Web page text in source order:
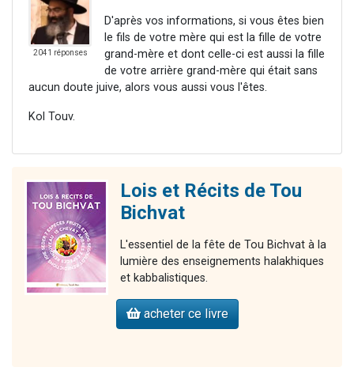
2041 réponses
D'après vos informations, si vous êtes bien
le fils de votre mère qui est la fille de votre
grand-mère et dont celle-ci est aussi la fille
de votre arrière grand-mère qui était sans
aucun doute juive, alors vous aussi vous l'êtes.
Kol Touv.
Lois et Récits de Tou
Bichvat
L'essentiel de la fête de Tou Bichvat à la
lumière des enseignements halakhiques
et kabbalistiques.
acheter ce livre